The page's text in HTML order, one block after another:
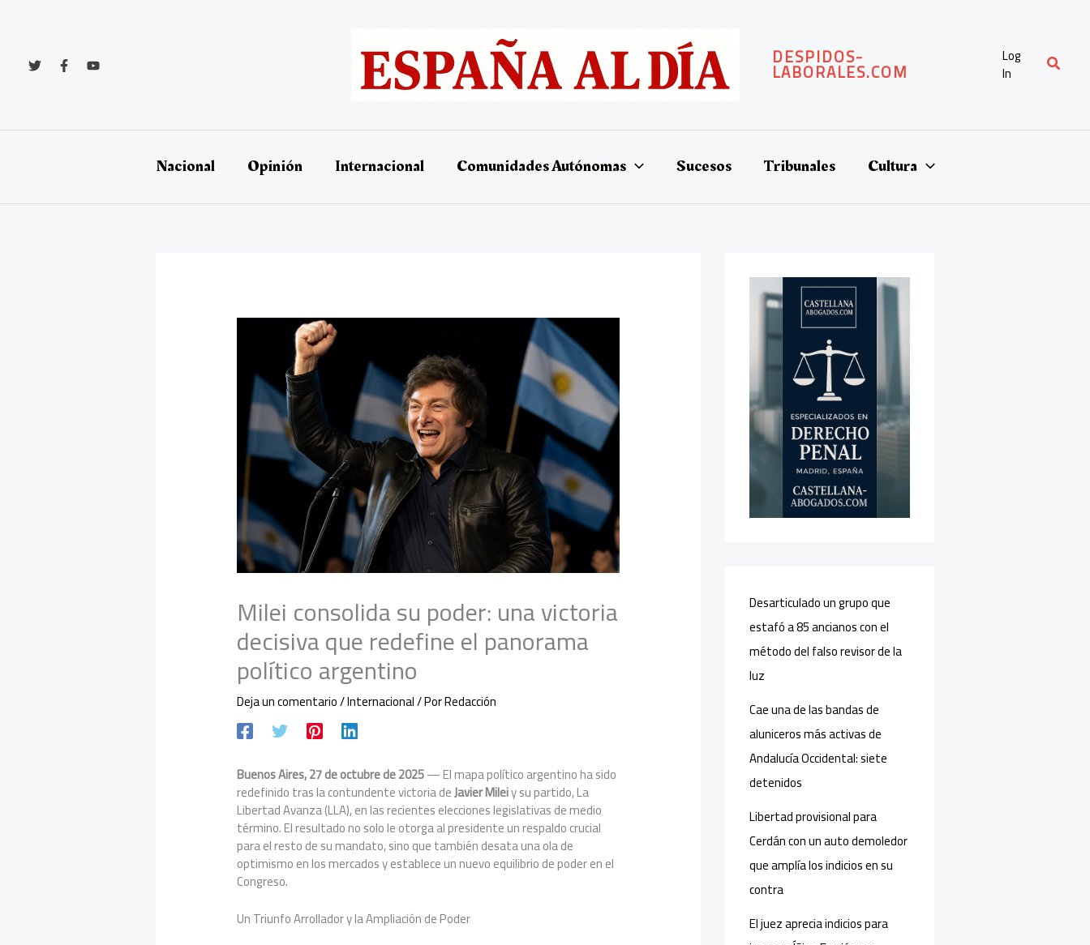
DESPIDOS-
LABORALES.COM
Log
In Buscar
Nacional Opinión Internacional Comunidades Autónomas Sucesos Tribunales Cultura
Milei consolida su poder: una victoria
decisiva que redefine el panorama
político argentino
Deja un comentario/Internacional/ PorRedacción
Buenos Aires, 27 de octubre de 2025— El mapa político argentino ha sido
redefinido tras la contundente victoria deJavier Mileiy su partido, La
Libertad Avanza (LLA), en las recientes elecciones legislativas de medio
término. El resultado no solo le otorga al presidente un respaldo crucial
para el resto de su mandato, sino que también desata una ola de
optimismo en los mercados y establece un nuevo equilibrio de poder en el
Congreso.
Un Triunfo Arrollador y la Ampliación de Poder
Desarticulado un grupo que
estafó a 85 ancianos con el
método del falso revisor de la
luz
Cae una de las bandas de
aluniceros más activas de
Andalucía Occidental: siete
detenidos
Libertad provisional para
Cerdán con un auto demoledor
que amplía los indicios en su
contra
El juez aprecia indicios para